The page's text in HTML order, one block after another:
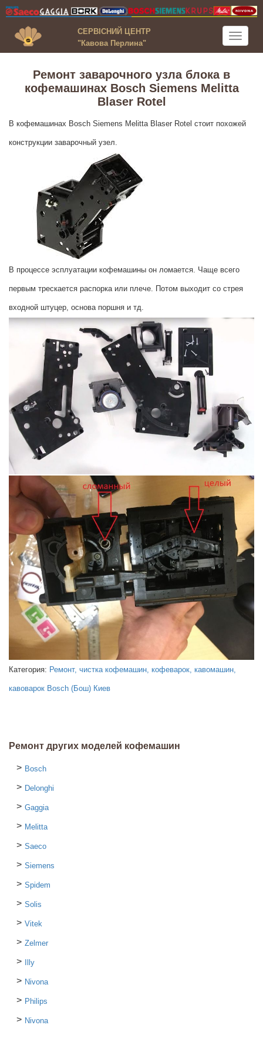
Toggle
СЕРВІСНИЙ ЦЕНТР
"Кавова Перлина"
Ремонт заварочного узла блока в
кофемашинах Bosch Siemens Melitta
Blaser Rotel
В кофемашинах Bosch Siemens Melitta Blaser Rotel стоит похожей
конструкции заварочный узел.
В процессе эсплуатации кофемашины он ломается. Чаще всего
первым трескается распорка или плече. Потом выходит со стрея
входной штуцер, основа поршня и тд.
Категория: Ремонт, чистка кофемашин, кофеварок, кавомашин,
кавоварок Bosch (Бош) Киев
Ремонт других моделей кофемашин
Bosch
Delonghi
Gaggia
Melitta
Saeco
Siemens
Spidem
Solis
Vitek
Zelmer
Illy
Nivona
Philips
Nivona